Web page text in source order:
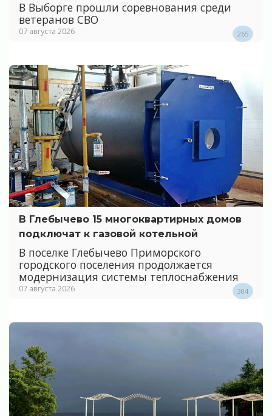
В Выборге прошли соревнования среди
ветеранов СВО
07 августа 2026 265
В Глебычево 15 многоквартирных домов
подключат к газовой котельной
В поселке Глебычево Приморского
городского поселения продолжается
модернизация системы теплоснабжения
07 августа 2026 304